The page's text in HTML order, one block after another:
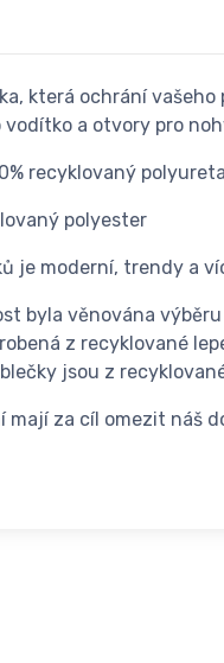
která ochrání
a otvory pro
recyklovaný
polyester
je moderní, trendy a
byla věnována
z recyklované
jsou z
mají za cíl omezit náš